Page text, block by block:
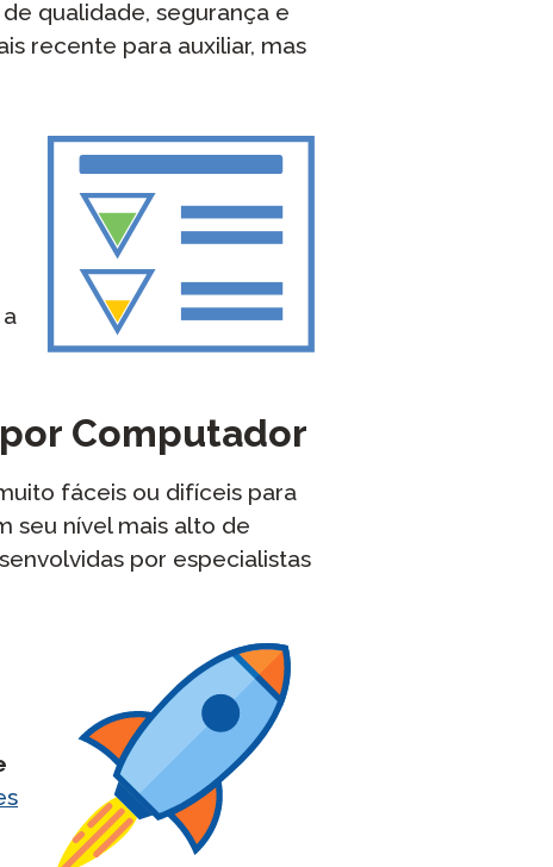
qualidade, segurança e
recente para auxiliar, mas
Computador
fáceis ou difíceis para
seu nível mais alto de
por especialistas